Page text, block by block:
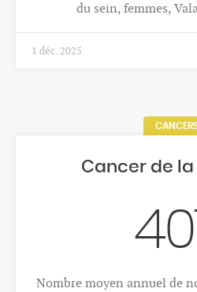
du sein, femmes,
1 déc. 2025
Cancer de
Nombre moyen annuel de